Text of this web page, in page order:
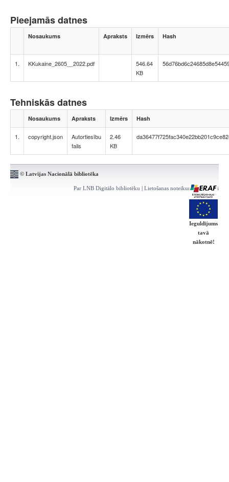
Pieejamās datnes
Nosaukums Apraksts Izmērs Hash
1. KKukaine_2605__2022.pdf
546.64
KB
Tehniskās datnes
Nosaukums Apraksts Izmērs Hash
1. copyright.json
Autortiesību
fails
2.46
KB
© Latvijas Nacionālā bibliotēka
Par LNB Digitālo bibliotēku | Lietošanas noteikumi | Kontakti
Ieguldījums
tavā
nākotnē!